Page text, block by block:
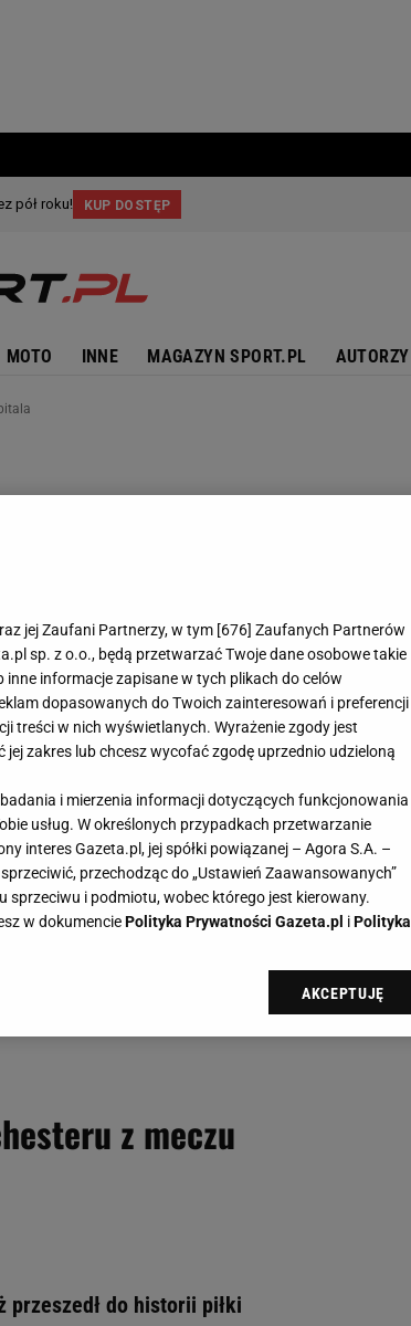
MOTO INNE MAGAZYN SPORT.PL AUTORZY
z meczu
przeszedł do historii piłki
jej Zaufani Partnerzy, w tym [676] Zaufanych Partnerów
sp. z o.o., będą przetwarzać Twoje dane osobowe takie
informacje zapisane w tych plikach do celów
dopasowanych do Twoich zainteresowań i preferencji
treści w nich wyświetlanych. Wyrażenie zgody jest
zakres lub chcesz wycofać zgodę uprzednio udzieloną
i mierzenia informacji dotyczących funkcjonowania
usług. W określonych przypadkach przetwarzanie
interes Gazeta.pl, jej spółki powiązanej – Agora S.A. –
przechodząc do „Ustawień Zaawansowanych”
sprzeciwu i podmiotu, wobec którego jest kierowany.
w dokumenciePolityka Prywatności Gazeta.pl iPolityka
plików cookie Gazeta.pl sp. z o.o., jej
Możesz w każdej chwili zmienić swoje preferencje
osobowe w następujących celach:
reklamy i treści, pomiar reklam i treści,
AKCEPTUJĘ